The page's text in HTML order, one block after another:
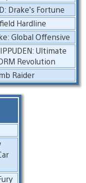
Drake’s Fortune
Hardline
Global Offensive
Ultimate
Revolution
Raider